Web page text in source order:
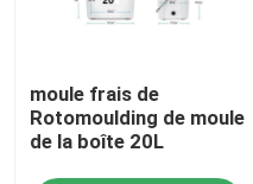
tôle d'acier laminée à
moule frais de
Rotomoulding de moule
de la boîte 20L